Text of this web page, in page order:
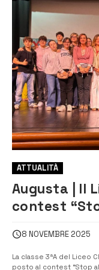
ATTUALITÀ
Augusta | Il
contest
8 NOVEMBRE 2025
La classe 3ªA del Liceo
posto al contest “Stop